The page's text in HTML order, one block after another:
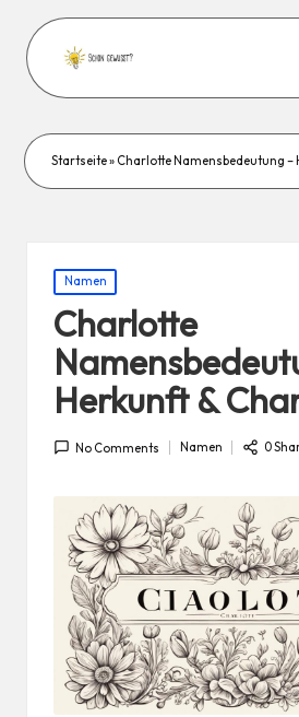
Startseite» Charlotte Namensbedeutung
Posted
in
Namen
Charlotte
Herkunft &
No Comments
Posted
Namen 0